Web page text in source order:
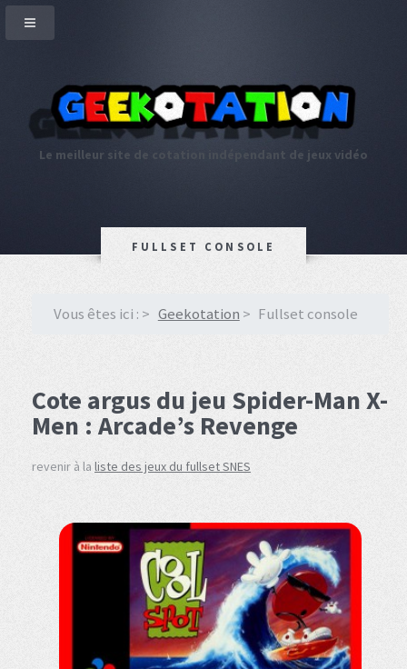
Le meilleur site de cotation indépendant de jeux vidéo
FULLSET CONSOLE
Vous êtes ici : Geekotation Fullset console
Cote argus du jeu Spider-Man X-
Men : Arcade’s Revenge
revenir à la liste des jeux du fullset SNES